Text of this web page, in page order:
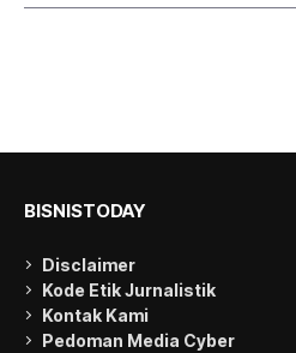
BISNISTODAY
Disclaimer
Kode Etik Jurnalistik
Kontak Kami
Pedoman Media Cyber